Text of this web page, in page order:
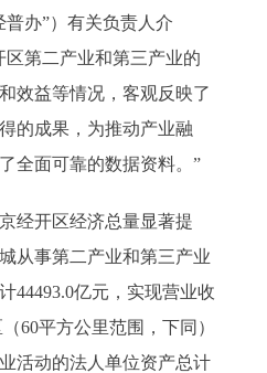
办”）有关负责人介
第二产业和第三产业的
效益等情况，客观反映了
的成果，为推动产业融
全面可靠的数据资料。”
开区经济总量显著提
从事第二产业和第三产业
44493.0亿元，实现营业收
60平方公里范围，下同）
活动的法人单位资产总计